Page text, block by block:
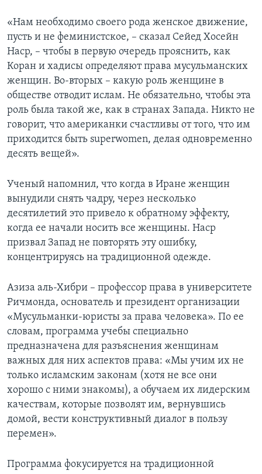
«Нам необходимо своего рода женское движение,
пусть и не феминистское, – сказал Сейед Хосейн
Наср, – чтобы в первую очередь прояснить, как
Коран и хадисы определяют права мусульманских
женщин. Во-вторых – какую роль женщине в
обществе отводит ислам. Не обязательно, чтобы эта
роль была такой же, как в странах Запада. Никто не
говорит, что американки счастливы от того, что им
приходится быть superwomen, делая одновременно
десять вещей».
Ученый напомнил, что когда в Иране женщин
вынудили снять чадру, через несколько
десятилетий это привело к обратному эффекту,
когда ее начали носить все женщины. Наср
призвал Запад не повторять эту ошибку,
концентрируясь на традиционной одежде.
Азиза аль-Хибри – профессор права в университете
Ричмонда, основатель и президент организации
«Мусульманки-юристы за права человека». По ее
словам, программа учебы специально
предназначена для разъяснения женщинам
важных для них аспектов права: «Мы учим их не
только исламским законам (хотя не все они
хорошо с ними знакомы), а обучаем их лидерским
качествам, которые позволят им, вернувшись
домой, вести конструктивный диалог в пользу
перемен».
Программа фокусируется на традиционной